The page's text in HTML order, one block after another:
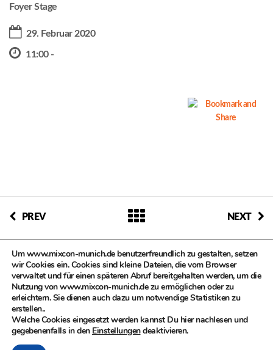
Foyer Stage
29. Februar 2020
11:00 -
PREV NEXT
© MIXCON in Zusammenarbeit mit dem Kulturreferat der
Landeshauptstadt München, Kompetenzteam Kultur- und
Kreativwirtschaft
Um www.mixcon-munich.de benutzerfreundlich zu gestalten, setzen
wir Cookies ein. Cookies sind kleine Dateien, die vom Browser
verwaltet und für einen späteren Abruf bereitgehalten werden, um die
Nutzung von www.mixcon-munich.de zu ermöglichen oder zu
erleichtern. Sie dienen auch dazu um notwendige Statistiken zu
erstellen..
Welche Cookies eingesetzt werden kannst Du hier nachlesen und
gegebenenfalls in den Einstellungendeaktivieren.